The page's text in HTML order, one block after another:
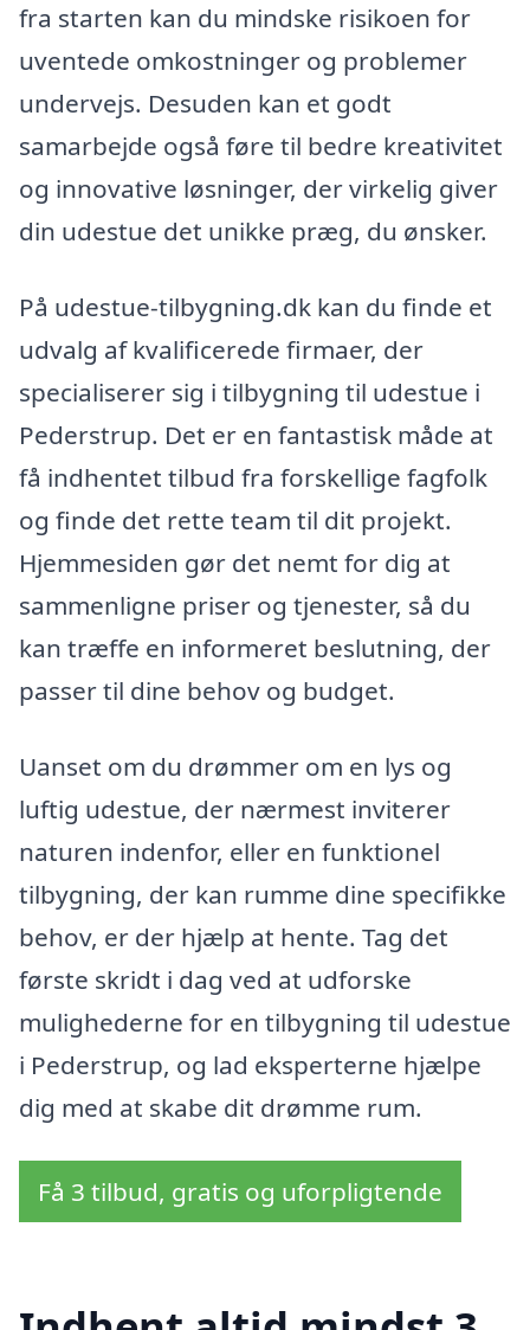
fra starten kan du mindske risikoen for
uventede omkostninger og problemer
undervejs. Desuden kan et godt
samarbejde også føre til bedre kreativitet
og innovative løsninger, der virkelig giver
din udestue det unikke præg, du ønsker.
På udestue-tilbygning.dk kan du finde et
udvalg af kvalificerede firmaer, der
specialiserer sig i tilbygning til udestue i
Pederstrup. Det er en fantastisk måde at
få indhentet tilbud fra forskellige fagfolk
og finde det rette team til dit projekt.
Hjemmesiden gør det nemt for dig at
sammenligne priser og tjenester, så du
kan træffe en informeret beslutning, der
passer til dine behov og budget.
Uanset om du drømmer om en lys og
luftig udestue, der nærmest inviterer
naturen indenfor, eller en funktionel
tilbygning, der kan rumme dine specifikke
behov, er der hjælp at hente. Tag det
første skridt i dag ved at udforske
mulighederne for en tilbygning til udestue
i Pederstrup, og lad eksperterne hjælpe
dig med at skabe dit drømme rum.
Få 3 tilbud, gratis og uforpligtende